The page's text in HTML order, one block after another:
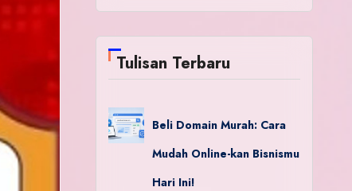
Tulisan Terbaru
Beli Domain Murah: Cara
Mudah Online-kan Bisnismu
Hari Ini!